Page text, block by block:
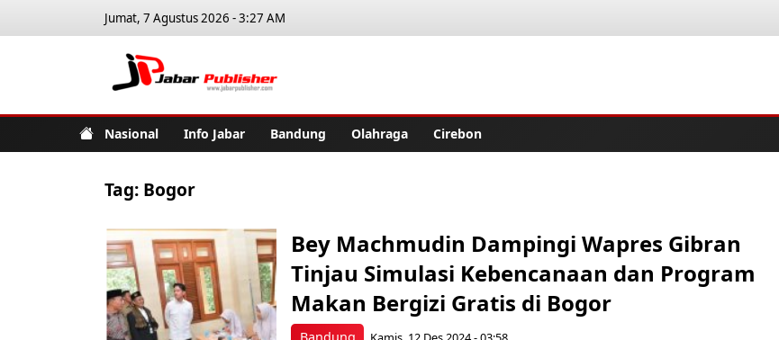
Jumat, 7 Agustus 2026 - 3:27 AM
Nasional Info Jabar Bandung Olahraga Cirebon
Tag: Bogor
Bey Machmudin Dampingi Wapres Gibran
Tinjau Simulasi Kebencanaan dan Program
Makan Bergizi Gratis di Bogor